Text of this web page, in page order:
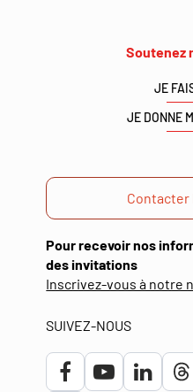
Soutenez
JE
JE DONNE
Contacter
Pour recevoir nos
des invitations
Inscrivez-vous à notre
SUIVEZ-NOUS
LienLienLien